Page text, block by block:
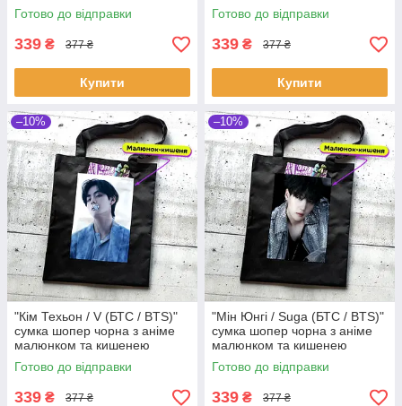
Готово до відправки
339 ₴ 377 ₴
Купити
Готово до відправки
339 ₴ 377 ₴
Купити
–10%
"Кім Техьон / V (БТС / BTS)"
сумка шопер чорна з аніме
малюнком та кишенею
Готово до відправки
339 ₴ 377 ₴
–10%
"Мін Юнгі / Suga (БТС / BTS)"
сумка шопер чорна з аніме
малюнком та кишенею
Готово до відправки
339 ₴ 377 ₴